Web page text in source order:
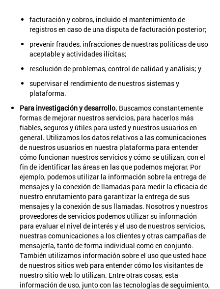
facturación y cobros, incluido el mantenimiento de
registros en caso de una disputa de facturación posterior;
prevenir fraudes, infracciones de nuestras políticas de uso
aceptable y actividades ilícitas;
resolución de problemas, control de calidad y análisis; y
supervisar el rendimiento de nuestros sistemas y
plataforma.
Para investigación y desarrollo. Buscamos constantemente
formas de mejorar nuestros servicios, para hacerlos más
fiables, seguros y útiles para usted y nuestros usuarios en
general. Utilizamos los datos relativos a las comunicaciones
de nuestros usuarios en nuestra plataforma para entender
cómo funcionan nuestros servicios y cómo se utilizan, con el
fin de identificar las áreas en las que podemos mejorar. Por
ejemplo, podemos utilizar la información sobre la entrega de
mensajes y la conexión de llamadas para medir la eficacia de
nuestro enrutamiento para garantizar la entrega de sus
mensajes y la conexión de sus llamadas. Nosotros y nuestros
proveedores de servicios podemos utilizar su información
para evaluar el nivel de interés y el uso de nuestros servicios,
nuestras comunicaciones a los clientes y otras campañas de
mensajería, tanto de forma individual como en conjunto.
También utilizamos información sobre el uso que usted hace
de nuestros sitios web para entender cómo los visitantes de
nuestro sitio web lo utilizan. Entre otras cosas, esta
información de uso, junto con las tecnologías de seguimiento,